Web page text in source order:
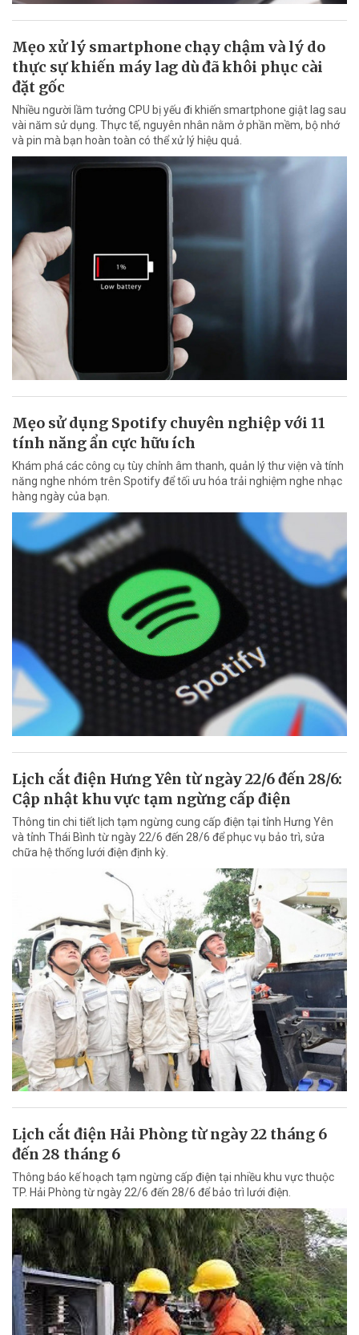
Mẹo xử lý smartphone chạy chậm và lý do
thực sự khiến máy lag dù đã khôi phục cài
đặt gốc
Nhiều người lầm tưởng CPU bị yếu đi khiến smartphone giật lag sau
vài năm sử dụng. Thực tế, nguyên nhân nằm ở phần mềm, bộ nhớ
và pin mà bạn hoàn toàn có thể xử lý hiệu quả.
Mẹo sử dụng Spotify chuyên nghiệp với 11
tính năng ẩn cực hữu ích
Khám phá các công cụ tùy chỉnh âm thanh, quản lý thư viện và tính
năng nghe nhóm trên Spotify để tối ưu hóa trải nghiệm nghe nhạc
hàng ngày của bạn.
Lịch cắt điện Hưng Yên từ ngày 22/6 đến 28/6:
Cập nhật khu vực tạm ngừng cấp điện
Thông tin chi tiết lịch tạm ngừng cung cấp điện tại tỉnh Hưng Yên
và tỉnh Thái Bình từ ngày 22/6 đến 28/6 để phục vụ bảo trì, sửa
chữa hệ thống lưới điện định kỳ.
Lịch cắt điện Hải Phòng từ ngày 22 tháng 6
đến 28 tháng 6
Thông báo kế hoạch tạm ngừng cấp điện tại nhiều khu vực thuộc
TP. Hải Phòng từ ngày 22/6 đến 28/6 để bảo trì lưới điện.